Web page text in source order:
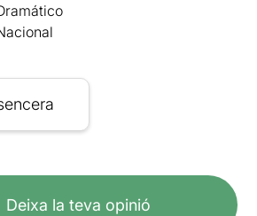
Deixa la teva opinió